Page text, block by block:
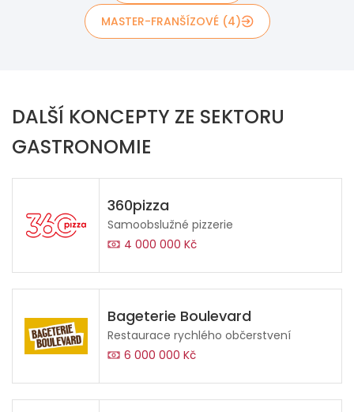
MASTER-FRANŠÍZOVÉ (4)
DALŠÍ KONCEPTY ZE SEKTORU
GASTRONOMIE
360pizza
Samoobslužné pizzerie
4 000 000 Kč
Bageterie Boulevard
Restaurace rychlého občerstvení
6 000 000 Kč